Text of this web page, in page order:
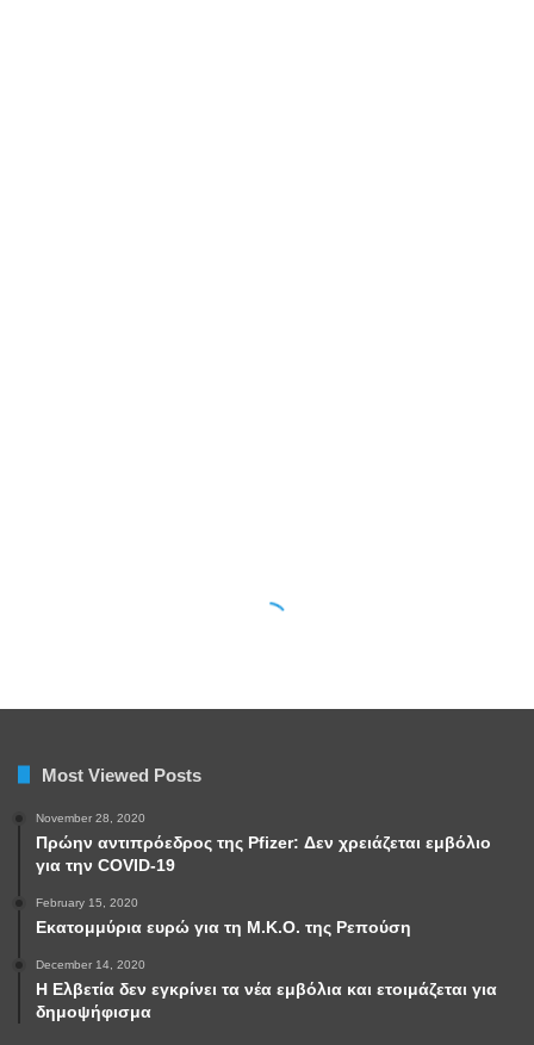
Most Viewed Posts
November 28, 2020
Πρώην αντιπρόεδρος της Pfizer: Δεν χρειάζεται εμβόλιο
για την COVID-19
February 15, 2020
Εκατομμύρια ευρώ για τη Μ.Κ.Ο. της Ρεπούση
December 14, 2020
Η Ελβετία δεν εγκρίνει τα νέα εμβόλια και ετοιμάζεται για
δημοψήφισμα